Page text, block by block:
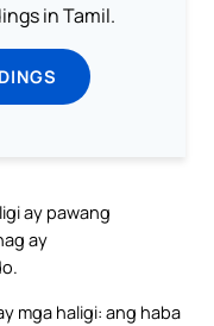
in Tamil.
ay pawang
ay
mga haligi: ang haba